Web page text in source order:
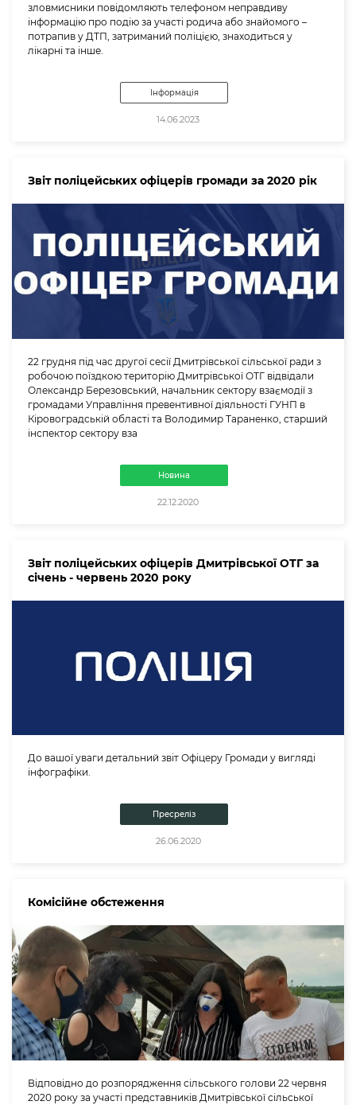
зловмисники повідомляють телефоном неправдиву
інформацію про подію за участі родича або знайомого –
потрапив у ДТП, затриманий поліцією, знаходиться у
лікарні та інше.
Інформація
14.06.2023
Звіт поліцейських офіцерів громади за 2020 рік
22 грудня під час другої сесії Дмитрівської сільської ради з
робочою поїздкою територію Дмитрівської ОТГ відвідали
Олександр Березовський, начальник сектору взаємодії з
громадами Управління превентивної діяльності ГУНП в
Кіровоградській області та Володимир Тараненко, старший
інспектор сектору вза
Новина
22.12.2020
Звіт поліцейських офіцерів Дмитрівської ОТГ за
січень - червень 2020 року
До вашої уваги детальний звіт Офіцеру Громади у вигляді
інфографіки.
Пресреліз
26.06.2020
Комісійне обстеження
Відповідно до розпорядження сільського голови 22 червня
2020 року за участі представників Дмитрівської сільської